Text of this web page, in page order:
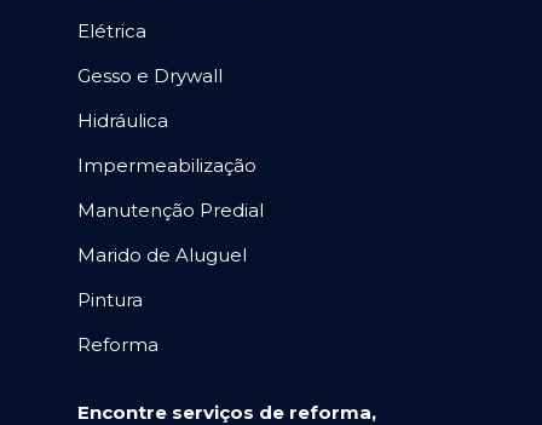
Elétrica
Gesso e Drywall
Hidráulica
Impermeabilização
Manutenção Predial
Marido de Aluguel
Pintura
Reforma
Encontre serviços de reforma,